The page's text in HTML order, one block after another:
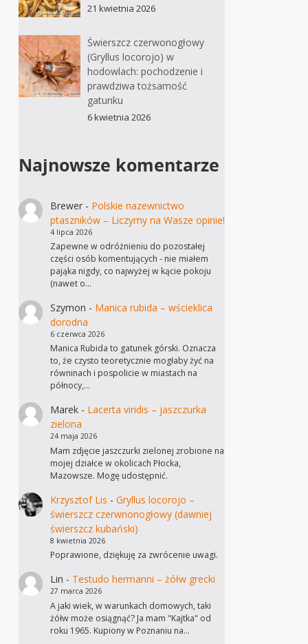
21 kwietnia 2026
Świerszcz czerwonogłowy
(Gryllus locorojo) w
hodowlach: pochodzenie i
prawdziwa tożsamość
gatunku
6 kwietnia 2026
Najnowsze komentarze
Brewer- Polskie nazewnictwo
ptaszników – Liczymy na Wasze opinie!
4 lipca 2026
Zapewne w odróżnieniu do pozostałej
części osób komentujących - nie miałem
pająka nigdy, co najwyżej w kącie pokoju
(nawet o…
Szymon - Manica rubida – wścieklica
dorodna
6 czerwca 2026
Manica Rubida to gatunek górski. Oznacza
to, że czysto teoretycznie mogłaby żyć na
równinach i pospolicie w miastach na
północy,…
Marek- Lacerta viridis – jaszczurka
zielona
24 maja 2026
Mam zdjęcie jaszczurki zielonej zrobione na
mojej działce w okolicach Płocka,
Mazowsze. Mogę udostępnić.
Krzysztof Lis - Gryllus locorojo –
świerszcz czerwnonogłowy (dawniej
świerszcz kubański)
8 kwietnia 2026
Poprawione, dziękuję za zwrócenie uwagi.
Lin - Testudo hermanni – żółw grecki
27 marca 2026
A jaki wiek, w warunkach domowych, taki
żółw może osiągnąć? Ja mam "Kajtka" od
roku 1965. Kupiony w Poznaniu na…